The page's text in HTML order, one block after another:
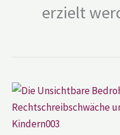
erzielt
In
den
Sommerferien
war
die